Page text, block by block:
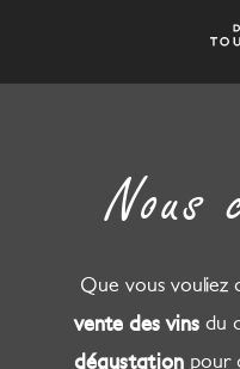
Nous
Que vous vouliez
vente des vinsdu
dégustation pour